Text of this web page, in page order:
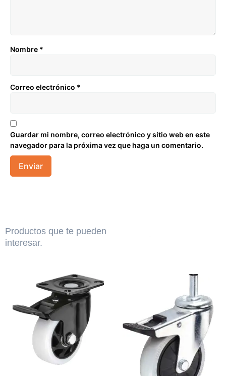
Nombre *
Correo electrónico *
Guardar mi nombre, correo electrónico y sitio web en este
navegador para la próxima vez que haga un comentario.
Productos que te pueden
interesar.